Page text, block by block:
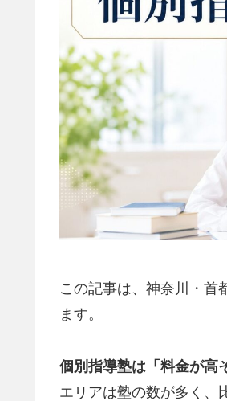
この記事は、神奈川・首
ます。
個別指導塾は「料金が高
エリアは塾の数が多く、